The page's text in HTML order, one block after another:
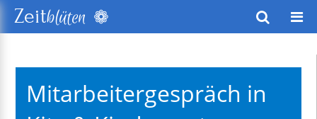
Zeitblüten ❁
Mitarbeitergespräch in